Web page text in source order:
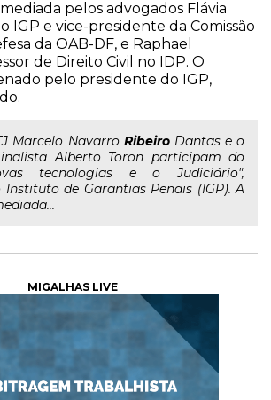
pelos advogados Flávia
IGP e vice-presidente da Comissão
da OAB-DF, e Raphael
de Direito Civil no IDP. O
pelo presidente do IGP,
Marcelo Navarro RibeiroDantas e o
Alberto Toron participam do
tecnologias e o Judiciário",
de Garantias Penais (IGP). A
MIGALHAS LIVE